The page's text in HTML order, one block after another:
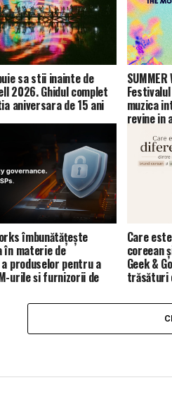
sa stii inainte de
2026. Ghidul complet
aniversara de 15 ani muzica
revine in
îmbunătățește
în materie de
produselor pentru a
urile și furnizorii de
Care
coreean
Geek &
trăsături